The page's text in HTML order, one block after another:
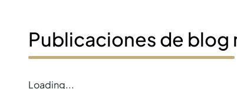
Publicaciones de blog
Loading...